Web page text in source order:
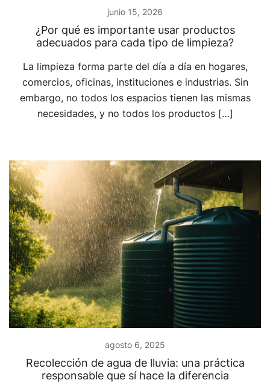
junio 15, 2026
¿Por qué es importante usar productos
adecuados para cada tipo de limpieza?
La limpieza forma parte del día a día en hogares,
comercios, oficinas, instituciones e industrias. Sin
embargo, no todos los espacios tienen las mismas
necesidades, y no todos los productos […]
agosto 6, 2025
Recolección de agua de lluvia: una práctica
responsable que sí hace la diferencia